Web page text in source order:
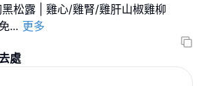
松露 | 雞心/雞腎/雞肝山椒雞柳
... 更多
處